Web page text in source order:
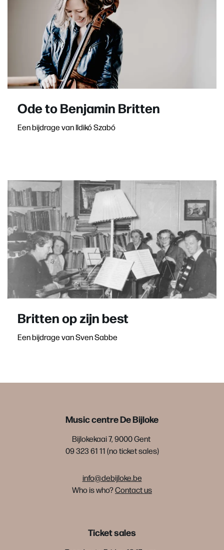
Ode to Benjamin Britten
Een bijdrage van Ildikó Szabó
Britten op zijn best
Een bijdrage van Sven Sabbe
Music centre De Bijloke
Bijlokekaai 7, 9000 Gent
09 323 61 11 (no ticket sales)
info@debijloke.be
Who is who?Contact us
Ticket sales